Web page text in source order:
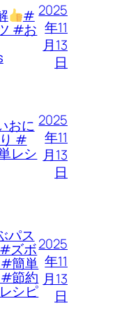
#
#お
2025
年11
月13
日
おに
#
レシ
2025
年11
月13
日
パス
ズボ
簡単
節約
シピ
2025
年11
月13
日